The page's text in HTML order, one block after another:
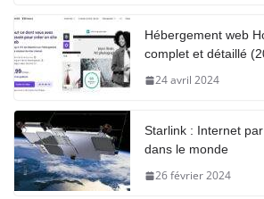
Hébergement web
complet et détaillé
24 avril 2024
Starlink : Internet
dans le monde
26 février 2024